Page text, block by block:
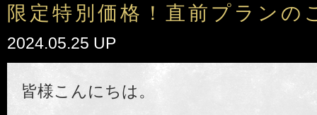
限定特別価格！直前プランの
2024.05.25 UP
皆様こんにちは。